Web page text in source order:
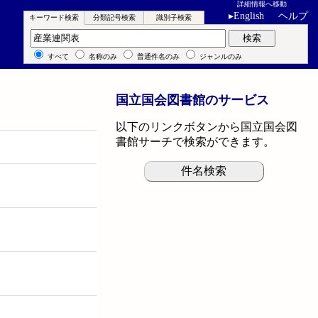
詳細情報へ移動
▸English ヘルプ
キーワード検索 分類記号検索 識別子検索
キーワード検索 検索
すべて 名称のみ 普通件名のみ ジャンルのみ
国立国会図書館のサービス
以下のリンクボタンから国立国会図
書館サーチで検索ができます。
件名検索